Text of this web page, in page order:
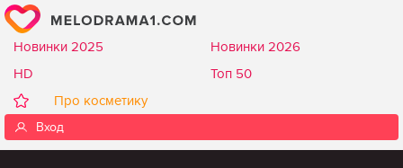
Новинки 2025
Новинки 2026
HD
Топ 50
Про косметику
Вход